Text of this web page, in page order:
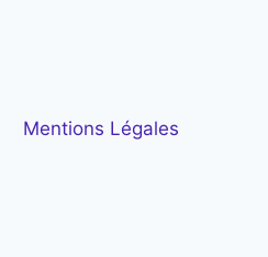
Mentions Légales